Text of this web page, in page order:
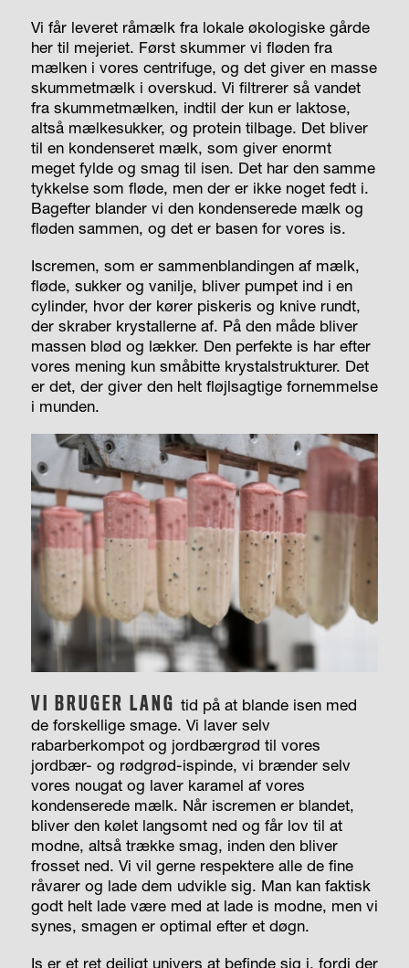
Vi får leveret råmælk fra lokale økologiske gårde
her til mejeriet. Først skummer vi fløden fra
mælken i vores centrifuge, og det giver en masse
skummetmælk i overskud. Vi filtrerer så vandet
fra skummetmælken, indtil der kun er laktose,
altså mælkesukker, og protein tilbage. Det bliver
til en kondenseret mælk, som giver enormt
meget fylde og smag til isen. Det har den samme
tykkelse som fløde, men der er ikke noget fedt i.
Bagefter blander vi den kondenserede mælk og
fløden sammen, og det er basen for vores is.
Iscremen, som er sammenblandingen af mælk,
fløde, sukker og vanilje, bliver pumpet ind i en
cylinder, hvor der kører piskeris og knive rundt,
der skraber krystallerne af. På den måde bliver
massen blød og lækker. Den perfekte is har efter
vores mening kun småbitte krystalstrukturer. Det
er det, der giver den helt fløjlsagtige fornemmelse
i munden.
VI BRUGER LANG tid på at blande isen med
de forskellige smage. Vi laver selv
rabarberkompot og jordbærgrød til vores
jordbær- og rødgrød-ispinde, vi brænder selv
vores nougat og laver karamel af vores
kondenserede mælk. Når iscremen er blandet,
bliver den kølet langsomt ned og får lov til at
modne, altså trække smag, inden den bliver
frosset ned. Vi vil gerne respektere alle de fine
råvarer og lade dem udvikle sig. Man kan faktisk
godt helt lade være med at lade is modne, men vi
synes, smagen er optimal efter et døgn.
Is er et ret dejligt univers at befinde sig i, fordi der